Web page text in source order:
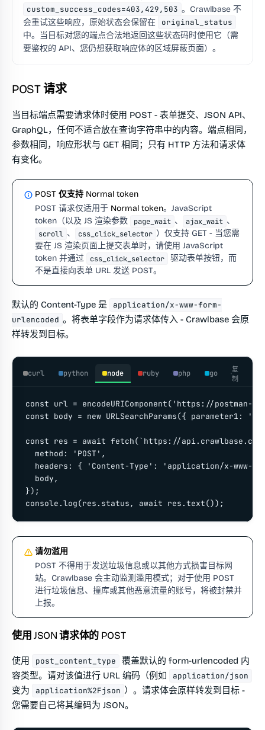
custom_success_codes=403,429,503 。Crawlbase 不
会重试这些响应，原始状态会保留在
original_status
中。当目标对您的端点合法地返回这些状态码时使用它（需
要鉴权的 API、您仍想获取响应体的区域屏蔽页面）。
POST 请求
当目标端点需要请求体时使用 POST - 表单提交、JSON API、
GraphQL，任何不适合放在查询字符串中的内容。端点相同，
参数相同，响应形状与 GET 相同；只有 HTTP 方法和请求体
有变化。
POST 仅支持 Normal token
POST 请求仅适用于 Normal token。JavaScript
token（以及 JS 渲染参数
page_wait 、 ajax_wait 、
scroll 、 css_click_selector ）仅支持 GET - 当您需
要在 JS 渲染页面上提交表单时，请使用 JavaScript
token 并通过
css_click_selector
驱动表单按钮，而
不是直接向表单 URL 发送 POST。
默认的 Content-Type 是
application/x-www-form-
urlencoded 。将表单字段作为请求体传入 - Crawlbase 会原
样转发到目标。
curl python node ruby php go
复
制
const url = encodeURIComponent('https://postman-
const body = new URLSearchParams({
const res = await fetch(`https://api.crawlbase.com/
  method: 'POST',
headers: { 'Content-Type': 'application/x-www-
  body,
});
console.log(res.status, await res.text());
请勿滥用
POST 不得用于发送垃圾信息或以其他方式损害目标网
站。Crawlbase 会主动监测滥用模式；对于使用 POST
进行垃圾信息、撞库或其他恶意流量的账号，将被封禁并
上报。
使用 JSON 请求体的 POST
使用 post_content_type
覆盖默认的 form-urlencoded 内
容类型。请对该值进行 URL 编码（例如
application/json
变为 application%2Fjson ）。请求体会原样转发到目标 -
您需要自己将其编码为 JSON。